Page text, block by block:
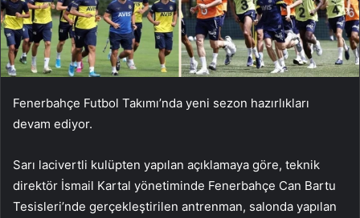
Fenerbahçe Futbol Takımı’nda yeni sezon hazırlıkları
devam ediyor.
Sarı lacivertli kulüpten yapılan açıklamaya göre, teknik
direktör İsmail Kartal yönetiminde Fenerbahçe Can Bartu
Tesisleri’nde gerçekleştirilen antrenman, salonda yapılan